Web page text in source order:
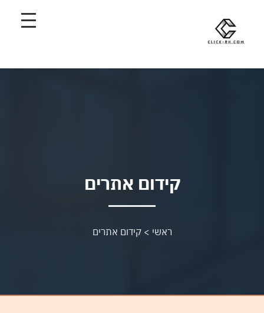
קידום אתרים
ראשי >קידום אתרים